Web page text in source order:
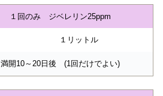
１回のみ ジベレリン25ppm
１リットル
満開10～20日後 (1回だけでよい)